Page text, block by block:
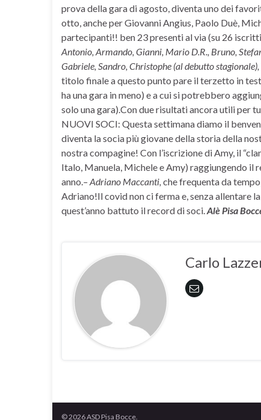
prova della gara di agosto, diventa uno dei
otto, anche per Giovanni Angius, Paolo Duè,
partecipanti!! ben 23 presenti al via (su 26
Antonio, Armando, Gianni, Mario D.R., Bruno,
Gabriele, Sandro, Christophe (al debutto
titolo finale a questo punto pare il terzetto in
ha una gara in meno) e a cui si potrebbero
solo una gara).Con due risultati ancora utili per
NUOVI SOCI: Questa settimana diamo il
diventa la socia più giovane della storia della
nostra compagine! Con l’iscrizione di Amy, il
Italo, Manuela, Michele e Amy) raggiungendo
anno.– Adriano Maccanti, che frequenta da
Adriano!Il covid non ci ferma e, senza allentare
quest’anno battuto il record di soci.Alè Pisa
Carlo
© 2026 ASD Pisa Bocce.